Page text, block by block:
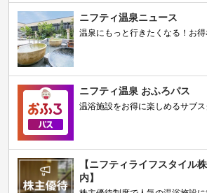
ニフティ温泉ニュース
温泉にもっと行きたくなる！お
ニフティ温泉 おふろパス
温浴施設をお得に楽しめるサブ
【ニフティライフスタイル
内】